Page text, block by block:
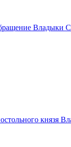
Владыки
князя